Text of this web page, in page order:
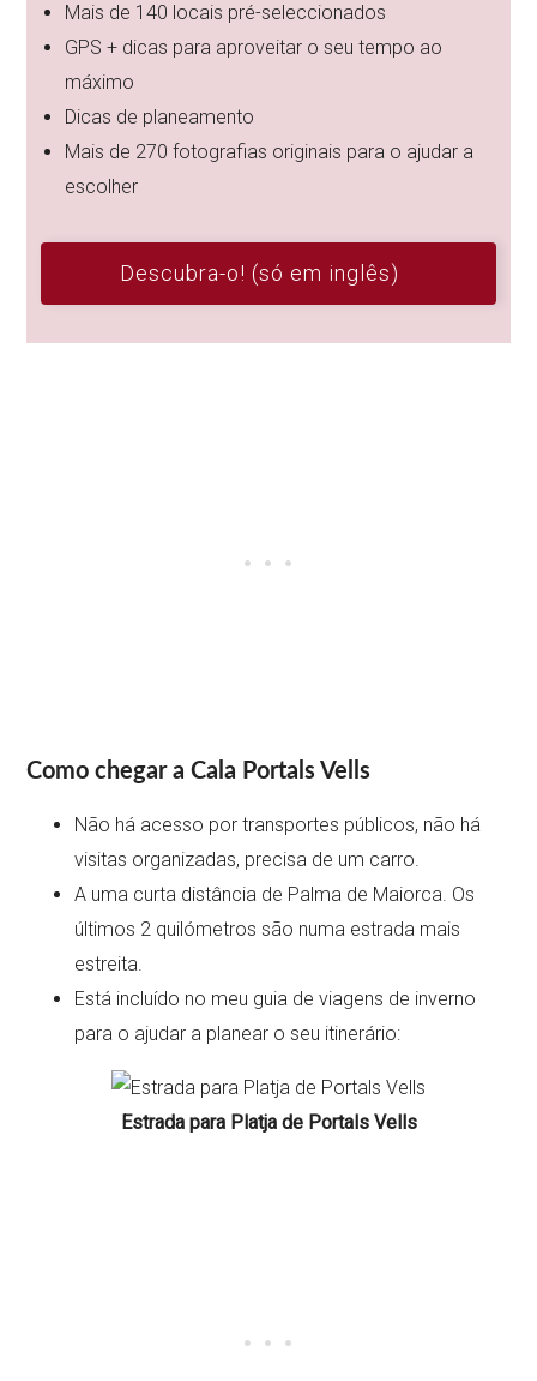
Mais de 140 locais pré-seleccionados
GPS + dicas para aproveitar o seu tempo ao
máximo
Dicas de planeamento
Mais de 270 fotografias originais para o ajudar a
escolher
Descubra-o! (só em inglês)
Como chegar a Cala Portals Vells
Não há acesso por transportes públicos, não há
visitas organizadas, precisa de um carro.
A uma curta distância de Palma de Maiorca. Os
últimos 2 quilómetros são numa estrada mais
estreita.
Está incluído no meu guia de viagens de inverno
para o ajudar a planear o seu itinerário:
Estrada para Platja de Portals Vells